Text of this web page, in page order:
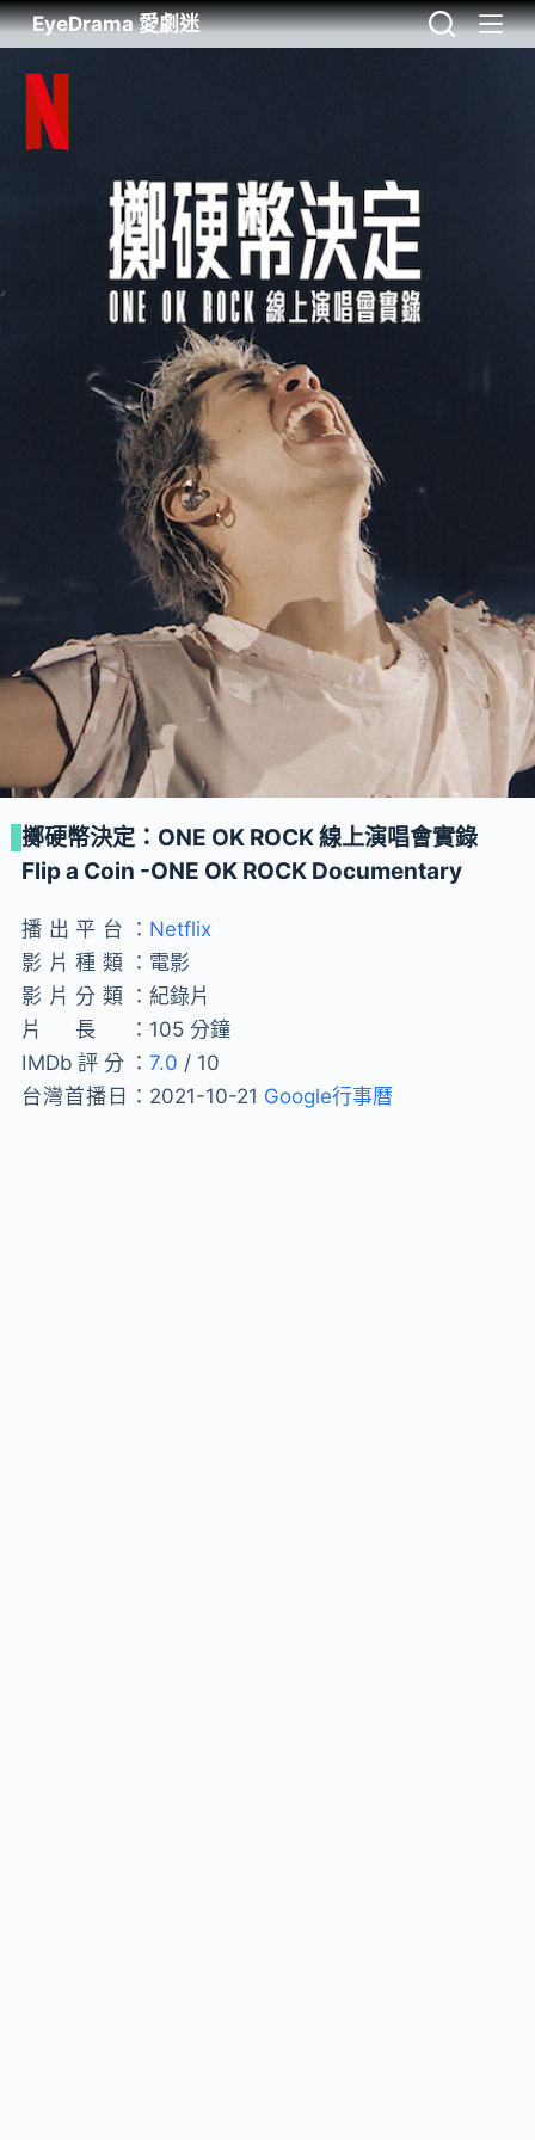
EyeDrama 愛劇迷
擲硬幣決定：ONE OK ROCK 線上演唱會實錄
Flip a Coin -ONE OK ROCK Documentary
播出平台： Netflix
影片種類： 電影
影片分類： 紀錄片
片長： 105 分鐘
IMDb評分：7.0 / 10
台灣首播日： 2021-10-21 Google行事曆